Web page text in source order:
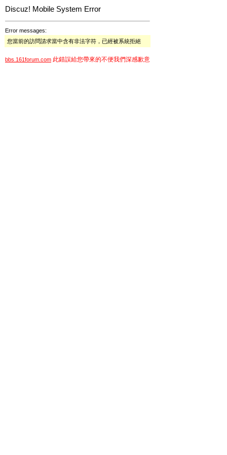
Discuz! Mobile System Error
Error messages:
您當前的訪問請求當中含有非法字符，已經被系統拒絕
bbs.161forum.com 此錯誤給您帶來的不便我們深感歉意